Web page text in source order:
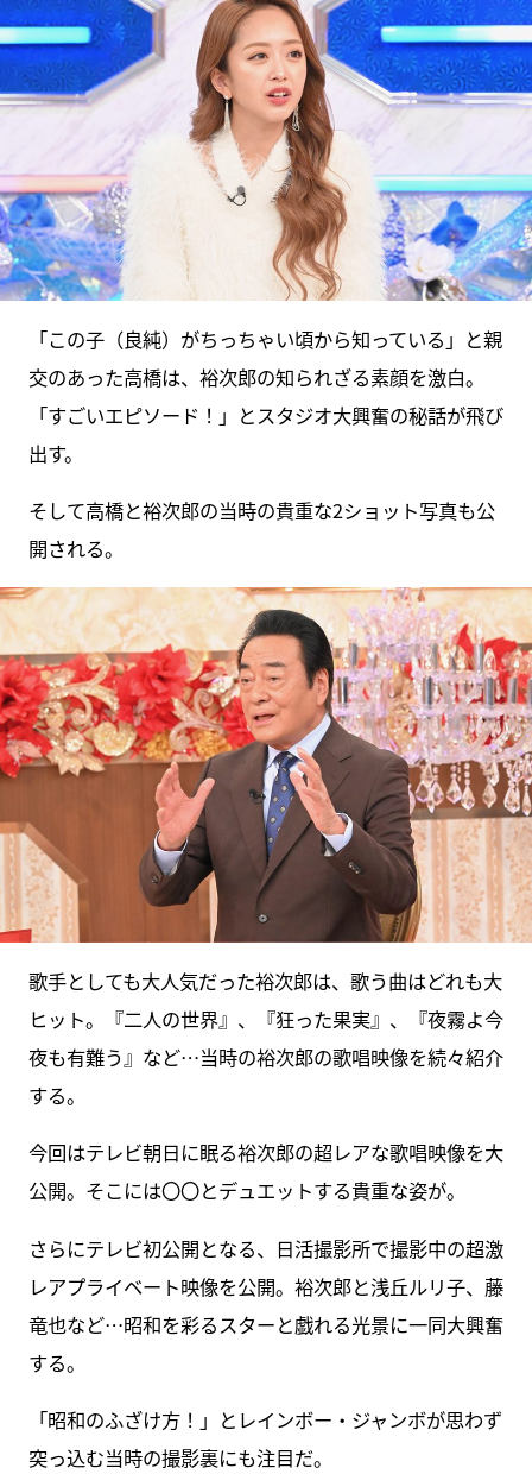
「この子（良純）がちっちゃい頃から知っている」と親
交のあった高橋は、裕次郎の知られざる素顔を激白。
「すごいエピソード！」とスタジオ大興奮の秘話が飛び
出す。
そして高橋と裕次郎の当時の貴重な2ショット写真も公
開される。
歌手としても大人気だった裕次郎は、歌う曲はどれも大
ヒット。『二人の世界』、『狂った果実』、『夜霧よ今
夜も有難う』など…当時の裕次郎の歌唱映像を続々紹介
する。
今回はテレビ朝日に眠る裕次郎の超レアな歌唱映像を大
公開。そこには〇〇とデュエットする貴重な姿が。
さらにテレビ初公開となる、日活撮影所で撮影中の超激
レアプライベート映像を公開。裕次郎と浅丘ルリ子、藤
竜也など…昭和を彩るスターと戯れる光景に一同大興奮
する。
「昭和のふざけ方！」とレインボー・ジャンボが思わず
突っ込む当時の撮影裏にも注目だ。